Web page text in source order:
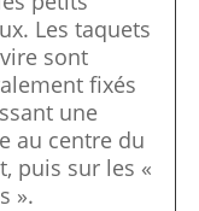
Les taquets
sont
fixés
une
au centre du
puis sur les «
».